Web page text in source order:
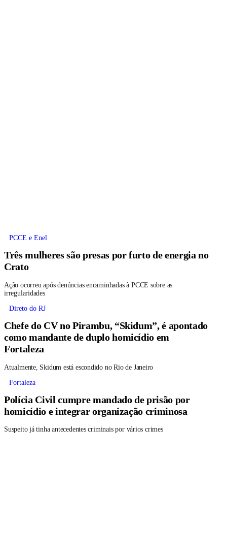
PCCE e Enel
Três mulheres são presas por furto de energia no
Crato
Ação ocorreu após denúncias encaminhadas à PCCE sobre as
irregularidades
Direto do RJ
Chefe do CV no Pirambu, “Skidum”, é apontado
como mandante de duplo homicídio em
Fortaleza
Atualmente, Skidum está escondido no Rio de Janeiro
Fortaleza
Polícia Civil cumpre mandado de prisão por
homicídio e integrar organização criminosa
Suspeito já tinha antecedentes criminais por vários crimes